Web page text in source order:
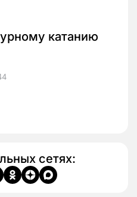
катанию
сетях: